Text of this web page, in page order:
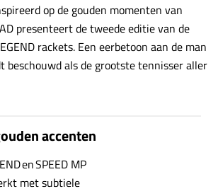
op de gouden momenten van
presenteert de tweede editie van de
rackets. Een eerbetoon aan de man
beschouwd als de grootste tennisser aller
accenten
en SPEED MP
met subtiele